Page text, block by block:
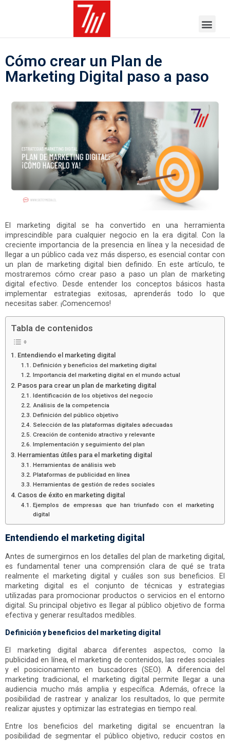
Cómo crear un Plan de
Marketing Digital paso a paso
El marketing digital se ha convertido en una herramienta
imprescindible para cualquier negocio en la era digital. Con la
creciente importancia de la presencia en línea y la necesidad de
llegar a un público cada vez más disperso, es esencial contar con
un plan de marketing digital bien definido. En este artículo, te
mostraremos cómo crear paso a paso un plan de marketing
digital efectivo. Desde entender los conceptos básicos hasta
implementar estrategias exitosas, aprenderás todo lo que
necesitas saber. ¡Comencemos!
Tabla de contenidos
Entendiendo el marketing digital
Definición y beneficios del marketing digital
Importancia del marketing digital en el mundo actual
Pasos para crear un plan de marketing digital
Identificación de los objetivos del negocio
Análisis de la competencia
Definición del público objetivo
Selección de las plataformas digitales adecuadas
Creación de contenido atractivo y relevante
Implementación y seguimiento del plan
Herramientas útiles para el marketing digital
Herramientas de análisis web
Plataformas de publicidad en línea
Herramientas de gestión de redes sociales
Casos de éxito en marketing digital
Ejemplos de empresas que han triunfado con el marketing
digital
Entendiendo el marketing digital
Antes de sumergirnos en los detalles del plan de marketing digital,
es fundamental tener una comprensión clara de qué se trata
realmente el marketing digital y cuáles son sus beneficios. El
marketing digital es el conjunto de técnicas y estrategias
utilizadas para promocionar productos o servicios en el entorno
digital. Su principal objetivo es llegar al público objetivo de forma
efectiva y generar resultados medibles.
Definición y beneficios del marketing digital
El marketing digital abarca diferentes aspectos, como la
publicidad en línea, el marketing de contenidos, las redes sociales
y el posicionamiento en buscadores (SEO). A diferencia del
marketing tradicional, el marketing digital permite llegar a una
audiencia mucho más amplia y específica. Además, ofrece la
posibilidad de rastrear y analizar los resultados, lo que permite
realizar ajustes y optimizar las estrategias en tiempo real.
Entre los beneficios del marketing digital se encuentran la
posibilidad de segmentar el público objetivo, reducir costos en